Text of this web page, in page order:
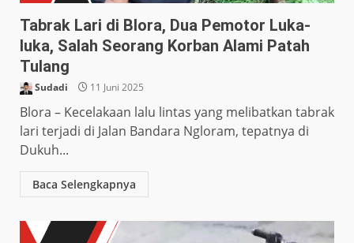
Tabrak Lari di Blora, Dua Pemotor Luka-
luka, Salah Seorang Korban Alami Patah
Tulang
Sudadi 11 Juni 2025
Blora – Kecelakaan lalu lintas yang melibatkan tabrak
lari terjadi di Jalan Bandara Ngloram, tepatnya di
Dukuh...
Baca Selengkapnya